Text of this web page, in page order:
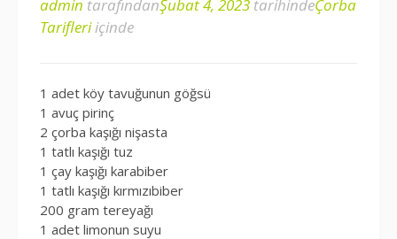
admin tarafındanŞubat 4, 2023 tarihindeÇorba
Tarifleriiçinde
1 adet köy tavuğunun göğsü
1 avuç pirinç
2 çorba kaşığı nişasta
1 tatlı kaşığı tuz
1 çay kaşığı karabiber
1 tatlı kaşığı kırmızıbiber
200 gram tereyağı
1 adet limonun suyu